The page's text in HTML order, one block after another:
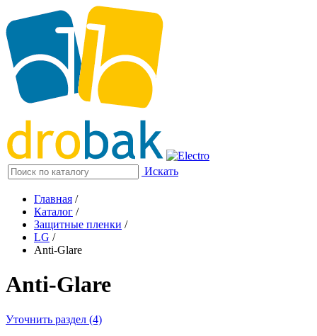
Искать
Главная /
Каталог /
Защитные пленки /
LG /
Anti-Glare
Anti-Glare
Уточнить раздел (4)